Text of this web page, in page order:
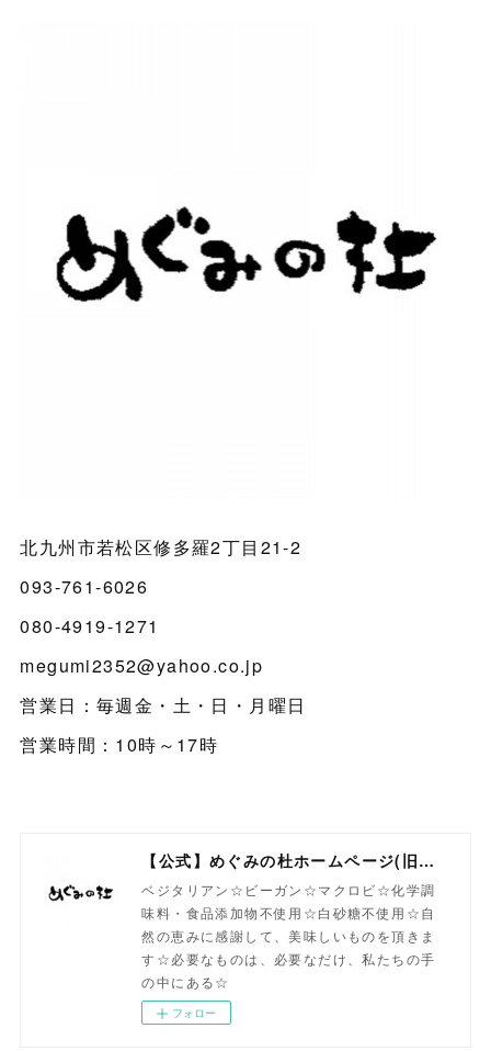
北九州市若松区修多羅2丁目21-2
093-761-6026
080-4919-1271
megumi2352@yahoo.co.jp
営業日：毎週金・土・日・月曜日
営業時間：10時～17時
【公式】めぐみの杜ホームページ(旧自然食工房）
ベジタリアン☆ビーガン☆マクロビ☆化学調
味料・食品添加物不使用☆白砂糖不使用☆自
然の恵みに感謝して、美味しいものを頂きま
す☆必要なものは、必要なだけ、私たちの手
の中にある☆
フォロー